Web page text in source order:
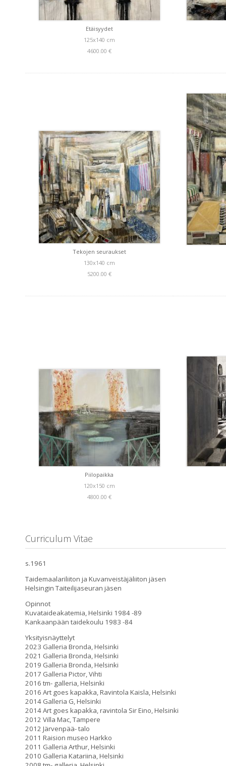
Etäisyydet
125x140 cm
4600.00 €
Tekojen seuraukset
130x140 cm
5200.00 €
Piilopaikka
120x150 cm
4800.00 €
Curriculum Vitae
s.1961
Taidemaalariliiton ja Kuvanveistäjäliiton jäsen
Helsingin Taiteilijaseuran jäsen
Opinnot
Kuvataideakatemia, Helsinki 1984 -89
Kankaanpään taidekoulu 1983 -84
Yksityisnäyttelyt
2023 Galleria Bronda, Helsinki
2021 Galleria Bronda, Helsinki
2019 Galleria Bronda, Helsinki
2017 Galleria Pictor, Vihti
2016 tm- galleria, Helsinki
2016 Art goes kapakka, Ravintola Kaisla, Helsinki
2014 Galleria G, Helsinki
2014 Art goes kapakka, ravintola Sir Eino, Helsinki
2012 Villa Mac, Tampere
2012 Järvenpää- talo
2011 Raision museo Harkko
2011 Galleria Arthur, Helsinki
2010 Galleria Katariina, Helsinki